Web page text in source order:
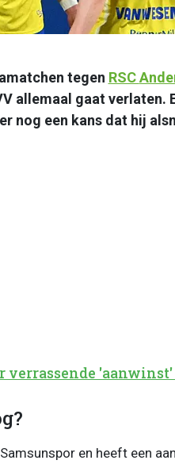
tegen RSC
allemaal gaat verlaten.
nog een kans dat hij
verrassende
en heeft een